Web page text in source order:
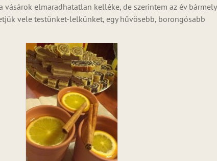
vásárok elmaradhatatlan kelléke, de szerintem az év bármely
vele testünket-lelkünket, egy hűvösebb, borongósabb